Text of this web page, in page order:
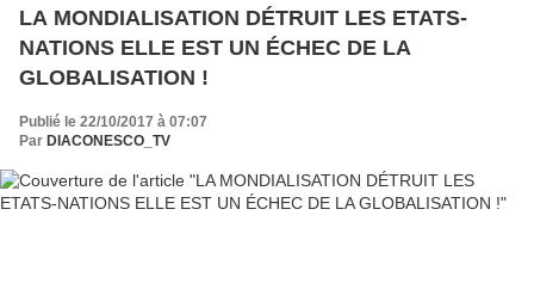
LA MONDIALISATION DÉTRUIT LES ETATS-
NATIONS ELLE EST UN ÉCHEC DE LA
GLOBALISATION !
Publié le 22/10/2017 à 07:07
Par DIACONESCO_TV